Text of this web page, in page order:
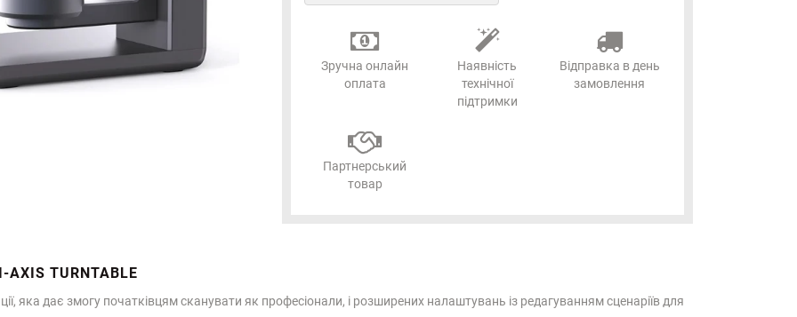
Зручна онлайн
оплата
Наявність
технічної
підтримки
Відправка в день
замовлення
Партнерський
товар
TURNTABLE
яка дає змогу початківцям сканувати як професіонали, і розширених налаштувань із редагуванням сценаріїв для